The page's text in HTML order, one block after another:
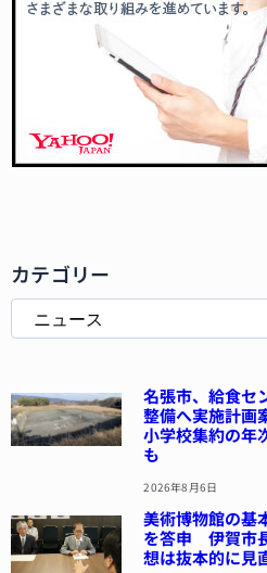
カテゴリー
名張市、給食セ
整備へ実施計
小学校集約の年
も
2026年8月6日
美術博物館の基
を答申 伊賀市
想は抜本的に見